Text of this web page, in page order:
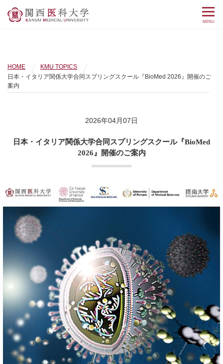
MENU
HOME
KMU TOPICS
日本・イタリア関係大学合同スプリングスクール『BioMed 2026』開催のご
案内
2026年04月07日
日本・イタリア関係大学合同スプリングスクール『BioMed
2026』開催のご案内